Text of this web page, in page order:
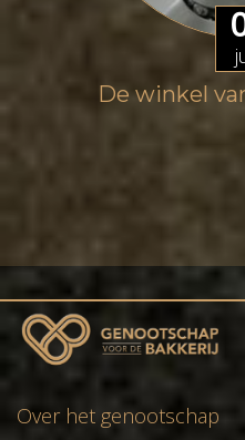
De winkel
Over het genootschap